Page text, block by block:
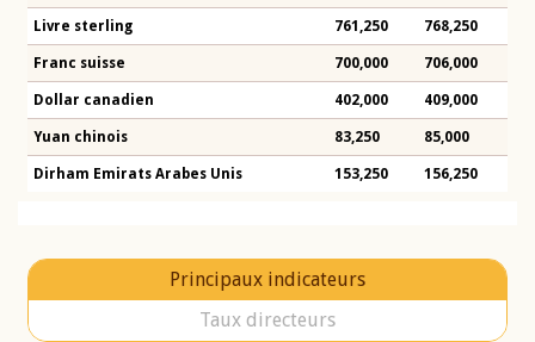
Livre sterling 761,250 768,250
Franc suisse 700,000 706,000
Dollar canadien 402,000 409,000
Yuan chinois 83,250 85,000
Dirham Emirats Arabes Unis 153,250 156,250
Principaux indicateurs
Taux directeurs